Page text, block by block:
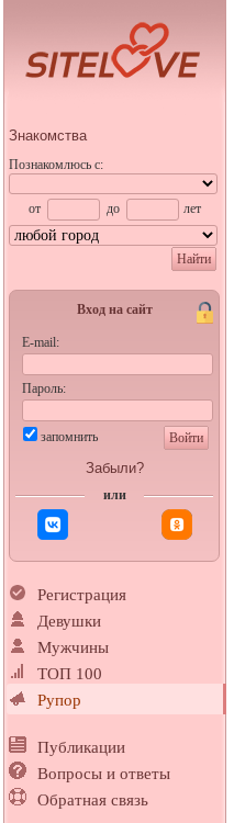
Знакомства
Познакомлюсь с:
от до лет
Найти
Вход на сайт
E-mail:
Пароль:
запомнить Войти
Забыли?
или
Регистрация
Девушки
Мужчины
ТОП 100
Рупор
Публикации
Вопросы и ответы
Обратная связь